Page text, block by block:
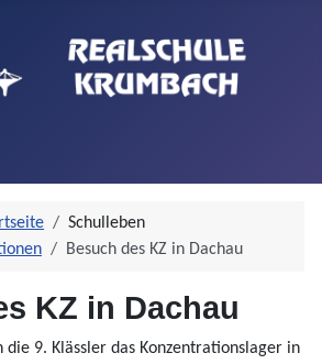
Schulleben
Besuch des KZ in Dachau
KZ in Dachau
die 9. Klässler das Konzentrationslager in